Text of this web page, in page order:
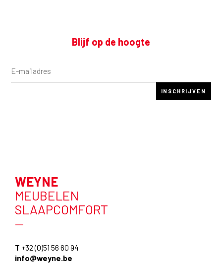
Blijf op de hoogte
WEYNE
MEUBELEN
SLAAPCOMFORT
—
T +32 (0)51 56 60 94
info@weyne.be